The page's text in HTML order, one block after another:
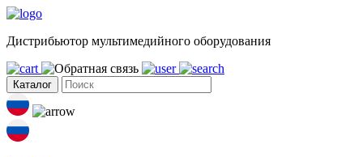
Дистрибьютор мультимедийного оборудования
Каталог